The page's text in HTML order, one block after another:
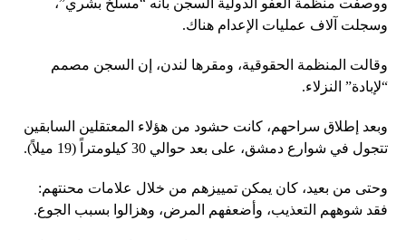
وسجلت آلاف عمليات الإعدام هناك.
وقالت المنظمة الحقوقية، ومقرها لندن، إن السجن مصمم
“لإبادة” النزلاء.
وبعد إطلاق سراحهم، كانت حشود من هؤلاء المعتقلين السابقين
تتجول في شوارع دمشق، على بعد حوالي 30 كيلومتراً (19 ميلاً).
وحتى من بعيد، كان يمكن تمييزهم من خلال علامات محنتهم:
فقد شوههم التعذيب، وأضعفهم المرض، وهزالوا بسبب الجوع.